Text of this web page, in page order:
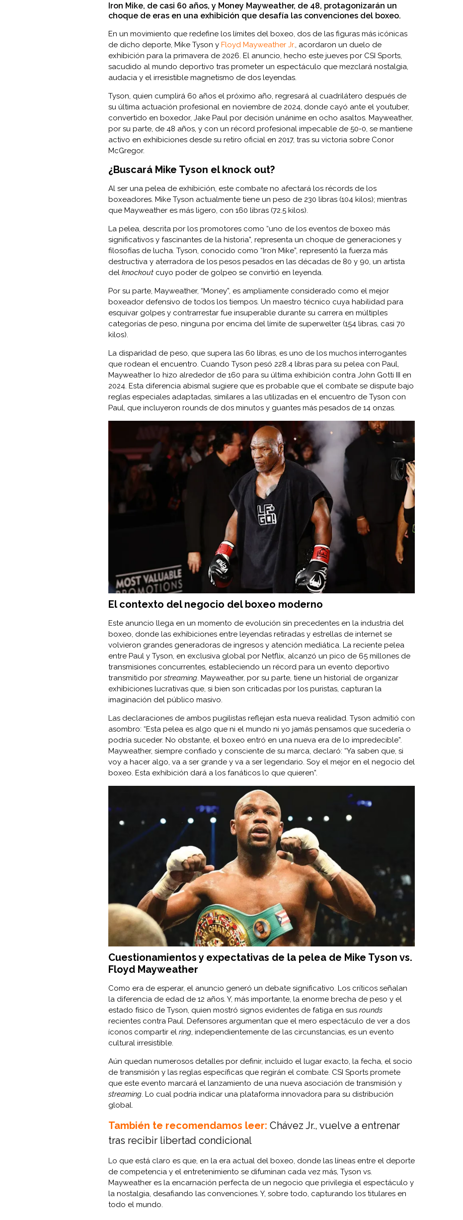
Iron Mike, de casi 60 años, y Money Mayweather, de 48, protagonizarán un
choque de eras en una exhibición que desafía las convenciones del boxeo.
En un movimiento que redefine los límites del boxeo, dos de las figuras más icónicas
de dicho deporte, Mike Tyson y Floyd Mayweather Jr., acordaron un duelo de
exhibición para la primavera de 2026. El anuncio, hecho este jueves por CSI Sports,
sacudido al mundo deportivo tras prometer un espectáculo que mezclará nostalgia,
audacia y el irresistible magnetismo de dos leyendas.
Tyson, quien cumplirá 60 años el próximo año, regresará al cuadrilátero después de
su última actuación profesional en noviembre de 2024, donde cayó ante el youtuber,
convertido en boxedor, Jake Paul por decisión unánime en ocho asaltos. Mayweather,
por su parte, de 48 años, y con un récord profesional impecable de 50-0, se mantiene
activo en exhibiciones desde su retiro oficial en 2017, tras su victoria sobre Conor
McGregor.
¿Buscará Mike Tyson el knock out?
Al ser una pelea de exhibición, este combate no afectará los récords de los
boxeadores. Mike Tyson actualmente tiene un peso de 230 libras (104 kilos); mientras
que Mayweather es más ligero, con 160 libras (72.5 kilos).
La pelea, descrita por los promotores como “uno de los eventos de boxeo más
significativos y fascinantes de la historia”, representa un choque de generaciones y
filosofías de lucha. Tyson, conocido como “Iron Mike”, representó la fuerza más
destructiva y aterradora de los pesos pesados en las décadas de 80 y 90, un artista
del knockout cuyo poder de golpeo se convirtió en leyenda.
Por su parte, Mayweather, “Money”, es ampliamente considerado como el mejor
boxeador defensivo de todos los tiempos. Un maestro técnico cuya habilidad para
esquivar golpes y contrarrestar fue insuperable durante su carrera en múltiples
categorías de peso, ninguna por encima del límite de superwelter (154 libras, casi 70
kilos).
La disparidad de peso, que supera las 60 libras, es uno de los muchos interrogantes
que rodean el encuentro. Cuando Tyson pesó 228.4 libras para su pelea con Paul,
Mayweather lo hizo alrededor de 160 para su última exhibición contra John Gotti III en
2024. Esta diferencia abismal sugiere que es probable que el combate se dispute bajo
reglas especiales adaptadas, similares a las utilizadas en el encuentro de Tyson con
Paul, que incluyeron rounds de dos minutos y guantes más pesados de 14 onzas.
El contexto del negocio del boxeo moderno
Este anuncio llega en un momento de evolución sin precedentes en la industria del
boxeo, donde las exhibiciones entre leyendas retiradas y estrellas de internet se
volvieron grandes generadoras de ingresos y atención mediática. La reciente pelea
entre Paul y Tyson, en exclusiva global por Netflix, alcanzó un pico de 65 millones de
transmisiones concurrentes, estableciendo un récord para un evento deportivo
transmitido por streaming. Mayweather, por su parte, tiene un historial de organizar
exhibiciones lucrativas que, si bien son criticadas por los puristas, capturan la
imaginación del público masivo.
Las declaraciones de ambos pugilistas reflejan esta nueva realidad. Tyson admitió con
asombro: “Esta pelea es algo que ni el mundo ni yo jamás pensamos que sucedería o
podría suceder. No obstante, el boxeo entró en una nueva era de lo impredecible”.
Mayweather, siempre confiado y consciente de su marca, declaró: “Ya saben que, si
voy a hacer algo, va a ser grande y va a ser legendario. Soy el mejor en el negocio del
boxeo. Esta exhibición dará a los fanáticos lo que quieren”.
Cuestionamientos y expectativas de la pelea de Mike Tyson vs.
Floyd Mayweather
Como era de esperar, el anuncio generó un debate significativo. Los críticos señalan
la diferencia de edad de 12 años. Y, más importante, la enorme brecha de peso y el
estado físico de Tyson, quien mostró signos evidentes de fatiga en sus rounds
recientes contra Paul. Defensores argumentan que el mero espectáculo de ver a dos
íconos compartir el ring, independientemente de las circunstancias, es un evento
cultural irresistible.
Aún quedan numerosos detalles por definir, incluido el lugar exacto, la fecha, el socio
de transmisión y las reglas específicas que regirán el combate. CSI Sports promete
que este evento marcará el lanzamiento de una nueva asociación de transmisión y
streaming. Lo cual podría indicar una plataforma innovadora para su distribución
global.
También te recomendamos leer: Chávez Jr., vuelve a entrenar
tras recibir libertad condicional
Lo que está claro es que, en la era actual del boxeo, donde las líneas entre el deporte
de competencia y el entretenimiento se difuminan cada vez más, Tyson vs.
Mayweather es la encarnación perfecta de un negocio que privilegia el espectáculo y
la nostalgia, desafiando las convenciones. Y, sobre todo, capturando los titulares en
todo el mundo.